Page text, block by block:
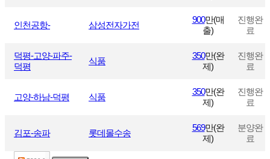
인천공항- 삼성전자가전
900만(매
출)
진행완
료
덕평-고양-파주-
덕평
식품
350만(완
제)
진행완
료
고양-하남-덕평 식품
350만(완
제)
진행완
료
김포-송파 롯데몰수송
569만(완
제)
분양완
료